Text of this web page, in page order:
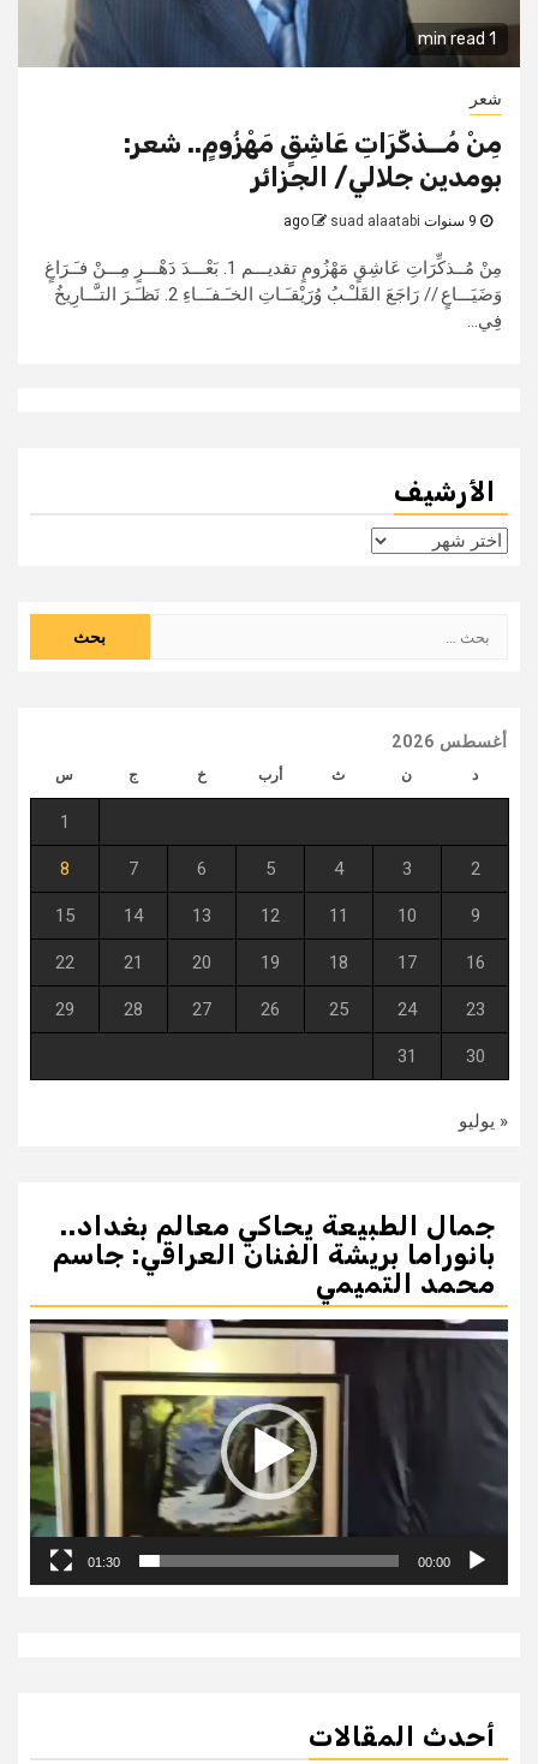
1 min read
شعر
مِنْ مُــذكِّرَاتِ عَاشِقٍ مَهْزُومٍ.. شعر:
بومدين جلالي/ الجزائر
suad alaatabi
مِنْ مُــذكِّرَاتِ عَاشِقٍ مَهْزُومٍ تقديـــم 1. بَعْـــدَ دَهْـــرٍ مِـــنْ فـَـرَاغٍ
وَضَيَـــاعٍ // رَاجَعَ القَلـْـبُ وُرَيْقـَـاتِ الخـَـفـَــاءِ 2. نَظـَـرَ التـَّــارِيخُ
فِي...
الأرشيف
الأرشيف
عن:
أغسطس 2026
د ن ث أرب خ ج س
1
2
3
4
5
6
7
8
9
10
11
12
13
14
15
16
17
18
19
20
21
22
23
24
25
26
27
28
29
30
31
« يوليو
جمال الطبيعة يحاكي معالم بغداد..
بانوراما بريشة الفنان العراقي: جاسم
محمد التميمي
مشغل
الفيديو
00:00
01:30
أحدث المقالات